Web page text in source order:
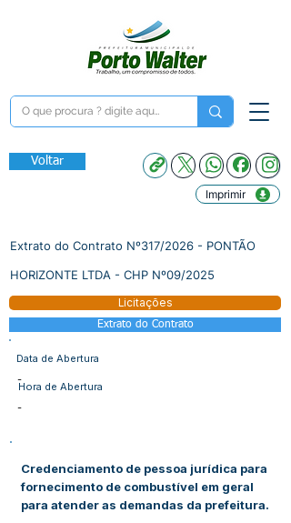
Voltar
Imprimir
Extrato do Contrato Nº317/2026 - PONTÃO
HORIZONTE LTDA - CHP Nº09/2025
Licitações
Extrato do Contrato
Data de Abertura
-
Hora de Abertura
-
Credenciamento de pessoa jurídica para
fornecimento de combustível em geral
para atender as demandas da prefeitura.